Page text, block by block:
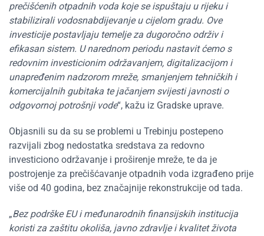
prečišćenih otpadnih voda koje se ispuštaju u rijeku i
stabilizirali vodosnabdijevanje u cijelom gradu. Ove
investicije postavljaju temelje za dugoročno održiv i
efikasan sistem. U narednom periodu nastavit ćemo s
redovnim investicionim održavanjem, digitalizacijom i
unapređenim nadzorom mreže, smanjenjem tehničkih i
komercijalnih gubitaka te jačanjem svijesti javnosti o
odgovornoj potrošnji vode“, kažu iz Gradske uprave.
Objasnili su da su se problemi u Trebinju postepeno
razvijali zbog nedostatka sredstava za redovno
investiciono održavanje i proširenje mreže, te da je
postrojenje za prečišćavanje otpadnih voda izgrađeno prije
više od 40 godina, bez značajnije rekonstrukcije od tada.
„Bez podrške EU i međunarodnih finansijskih institucija
koristi za zaštitu okoliša, javno zdravlje i kvalitet života